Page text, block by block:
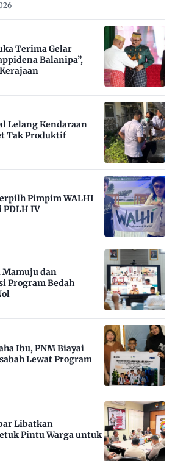
Terima Gelar
Balanipa”,
Lelang Kendaraan
Tak Produktif
Pimpim WALHI
PDLH IV
Mamuju dan
Program Bedah
Ibu, PNM Biayai
Lewat Program
Libatkan
Pintu Warga untuk